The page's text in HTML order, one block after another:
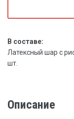
В составе:
Латексный шар с
шт.
Описание